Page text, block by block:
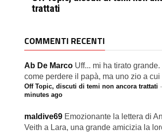
trattati
COMMENTI RECENTI
Ab De Marco Uff... mi ha tirato grande.
come perdere il papà, ma uno zio a cui
Off Topic, discuti di temi non ancora trattati ·
minutes ago
maldive69 Emozionante la lettera di
Veith a Lara, una grande amicizia la